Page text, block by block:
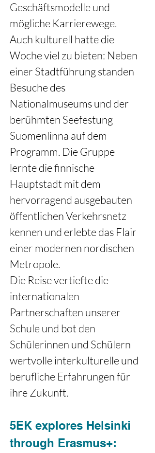
Geschäftsmodelle und
mögliche Karrierewege.
Auch kulturell hatte die
Woche viel zu bieten: Neben
einer Stadtführung standen
Besuche des
Nationalmuseums und der
berühmten Seefestung
Suomenlinna auf dem
Programm. Die Gruppe
lernte die finnische
Hauptstadt mit dem
hervorragend ausgebauten
öffentlichen Verkehrsnetz
kennen und erlebte das Flair
einer modernen nordischen
Metropole.
Die Reise vertiefte die
internationalen
Partnerschaften unserer
Schule und bot den
Schülerinnen und Schülern
wertvolle interkulturelle und
berufliche Erfahrungen für
ihre Zukunft.
5EK explores Helsinki
through Erasmus+: